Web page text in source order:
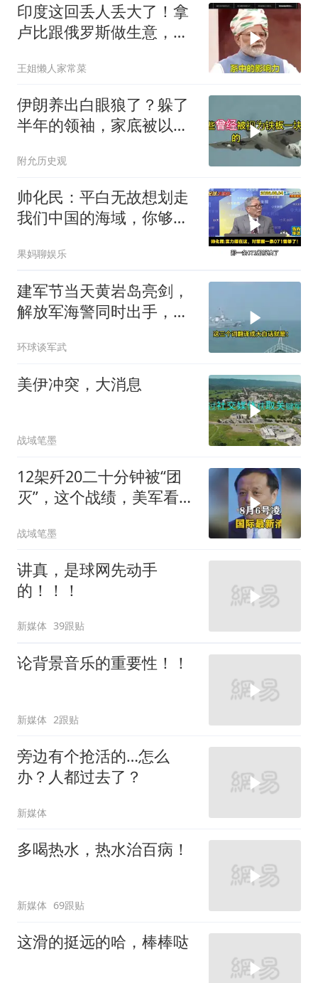
印度这回丢人丢大了！拿
卢比跟俄罗斯做生意，结
王姐懒人家常菜
伊朗养出白眼狼了？躲了
半年的领袖，家底被以色
附允历史观
帅化民：平白无故想划走
我们中国的海域，你够格
果妈聊娱乐
建军节当天黄岩岛亮剑，
解放军海警同时出手，菲
环球谈军武
美伊冲突，大消息
战域笔墨
12架歼20二十分钟被“团
灭”，这个战绩，美军看后
战域笔墨
讲真，是球网先动手
的！！！
新媒体 39跟贴
论背景音乐的重要性！！
新媒体 2跟贴
旁边有个抢活的…怎么
办？人都过去了？
新媒体
多喝热水，热水治百病！
新媒体 69跟贴
这滑的挺远的哈，棒棒哒